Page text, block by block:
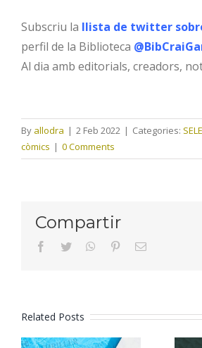
Subscriu la llista de twitter
perfil de la Biblioteca
Al dia amb editorials, creadors,
By allodra | 2 Feb 2022 | Categories:
còmics | 0 Comments
Compartir
facebooktwitter whatsapppinterestEmail
Related Posts